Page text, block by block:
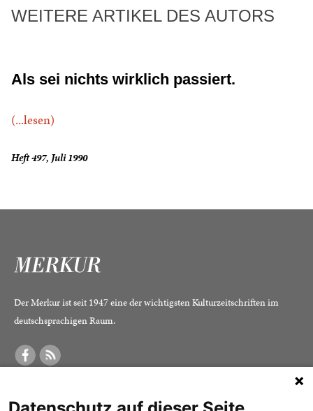
WEITERE ARTIKEL DES AUTORS
Als sei nichts wirklich passiert.
(...lesen)
Heft 497, Juli 1990
Der Merkur ist seit 1947 eine der wichtigsten Kulturzeitschriften im
deutschsprachigen Raum.
Was ist der Merkur? Alle Abos im Überblick Impressum